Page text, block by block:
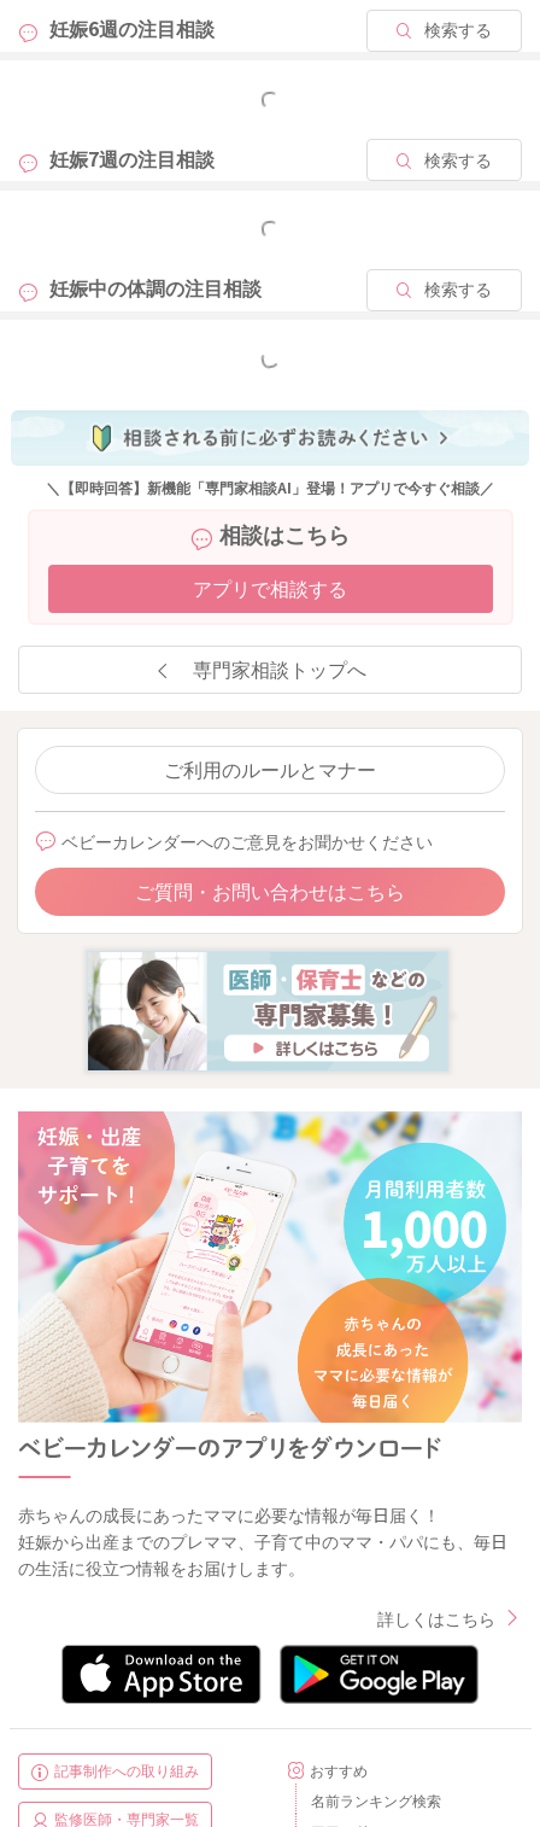
妊娠6週の注目相談 検索する
もっと見る
妊娠7週の注目相談 検索する
もっと見る
妊娠中の体調の注目相談 検索する
もっと見る
＼【即時回答】新機能「専門家相談AI」登場！アプリで今すぐ相談／
相談はこちら
アプリで相談する
専門家相談トップへ
ご利用のルールとマナー
ベビーカレンダーへのご意見をお聞かせください
ご質問・お問い合わせはこちら
赤ちゃんの成長にあったママに必要な情報が毎日届く！
妊娠から出産までのプレママ、子育て中のママ・パパにも、毎日
の生活に役立つ情報をお届けします。
詳しくはこちら
記事制作への取り組み
監修医師・専門家一覧
おすすめ
名前ランキング検索